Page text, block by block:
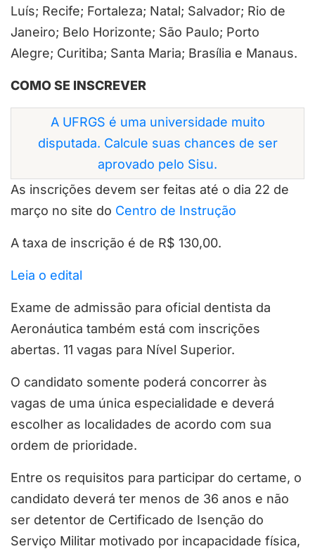
Luís; Recife; Fortaleza; Natal; Salvador; Rio de
Janeiro; Belo Horizonte; São Paulo; Porto
Alegre; Curitiba; Santa Maria; Brasília e Manaus.
COMO SE INSCREVER
A UFRGS é uma universidade muito
disputada. Calcule suas chances de ser
aprovado pelo Sisu.
As inscrições devem ser feitas até o dia 22 de
março no site do Centro de Instrução
A taxa de inscrição é de R$ 130,00.
Leia o edital
Exame de admissão para oficial dentista da
Aeronáutica também está com inscrições
abertas. 11 vagas para Nível Superior.
O candidato somente poderá concorrer às
vagas de uma única especialidade e deverá
escolher as localidades de acordo com sua
ordem de prioridade.
Entre os requisitos para participar do certame, o
candidato deverá ter menos de 36 anos e não
ser detentor de Certificado de Isenção do
Serviço Militar motivado por incapacidade física,